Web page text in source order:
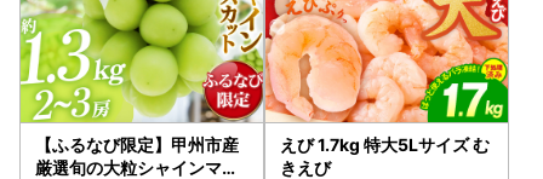
【ふるなび限定】甲州市産
厳選旬の大粒シャインマス
えび 1.7kg 特大5Lサイズ む
きえび